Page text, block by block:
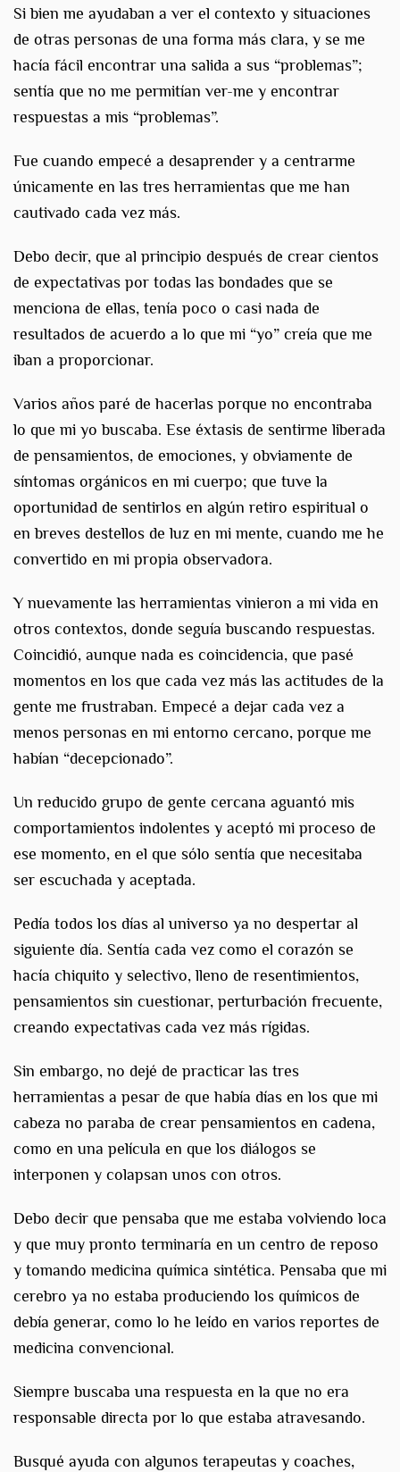
Si bien me ayudaban a ver el contexto y situaciones
de otras personas de una forma más clara, y se me
hacía fácil encontrar una salida a sus “problemas”;
sentía que no me permitían ver-me y encontrar
respuestas a mis “problemas”.
Fue cuando empecé a desaprender y a centrarme
únicamente en las tres herramientas que me han
cautivado cada vez más.
Debo decir, que al principio después de crear cientos
de expectativas por todas las bondades que se
menciona de ellas, tenía poco o casi nada de
resultados de acuerdo a lo que mi “yo” creía que me
iban a proporcionar.
Varios años paré de hacerlas porque no encontraba
lo que mi yo buscaba. Ese éxtasis de sentirme liberada
de pensamientos, de emociones, y obviamente de
síntomas orgánicos en mi cuerpo; que tuve la
oportunidad de sentirlos en algún retiro espiritual o
en breves destellos de luz en mi mente, cuando me he
convertido en mi propia observadora.
Y nuevamente las herramientas vinieron a mi vida en
otros contextos, donde seguía buscando respuestas.
Coincidió, aunque nada es coincidencia, que pasé
momentos en los que cada vez más las actitudes de la
gente me frustraban. Empecé a dejar cada vez a
menos personas en mi entorno cercano, porque me
habían “decepcionado”.
Un reducido grupo de gente cercana aguantó mis
comportamientos indolentes y aceptó mi proceso de
ese momento, en el que sólo sentía que necesitaba
ser escuchada y aceptada.
Pedía todos los días al universo ya no despertar al
siguiente día. Sentía cada vez como el corazón se
hacía chiquito y selectivo, lleno de resentimientos,
pensamientos sin cuestionar, perturbación frecuente,
creando expectativas cada vez más rígidas.
Sin embargo, no dejé de practicar las tres
herramientas a pesar de que había días en los que mi
cabeza no paraba de crear pensamientos en cadena,
como en una película en que los diálogos se
interponen y colapsan unos con otros.
Debo decir que pensaba que me estaba volviendo loca
y que muy pronto terminaría en un centro de reposo
y tomando medicina química sintética. Pensaba que mi
cerebro ya no estaba produciendo los químicos de
debía generar, como lo he leído en varios reportes de
medicina convencional.
Siempre buscaba una respuesta en la que no era
responsable directa por lo que estaba atravesando.
Busqué ayuda con algunos terapeutas y coaches,